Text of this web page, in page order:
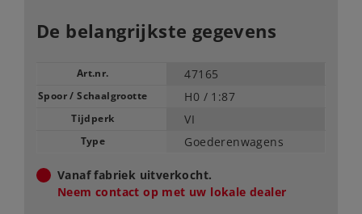
De belangrijkste gegevens
Art.nr. 47165
Spoor / Schaalgrootte H0 / 1:87
Tijdperk VI
Type Goederenwagens
Vanaf fabriek uitverkocht.
Neem contact op met uw lokale dealer